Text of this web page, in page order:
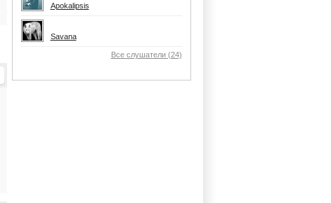
Apokalipsis
Savana
Все слушатели (24)